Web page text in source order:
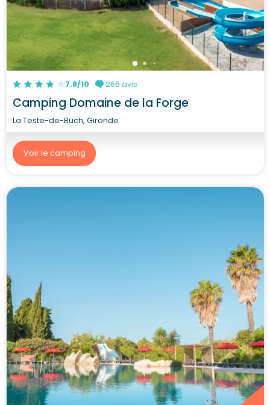
7.8/10 266 avis
Camping Domaine de la Forge
La Teste-de-Buch, Gironde
Voir le camping